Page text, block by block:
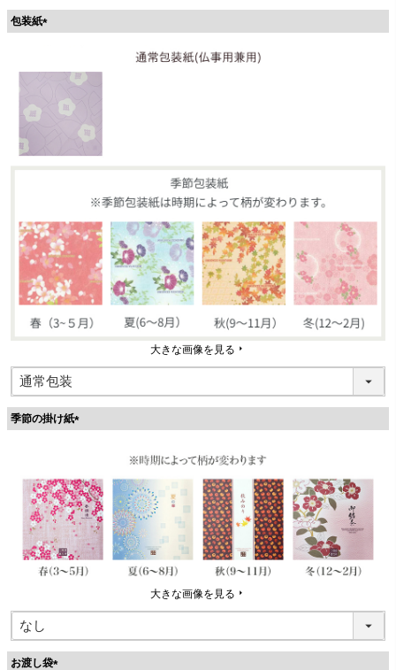
包装紙
須
大きな画像を見る
季節の掛け紙
)
大きな画像を見る
お渡し袋